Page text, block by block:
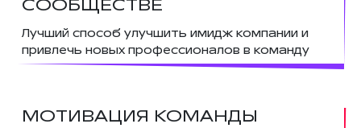
СООБЩЕСТВЕ
Лучший способ улучшить имидж компании и
привлечь новых профессионалов в команду
МОТИВАЦИЯ КОМАНДЫ